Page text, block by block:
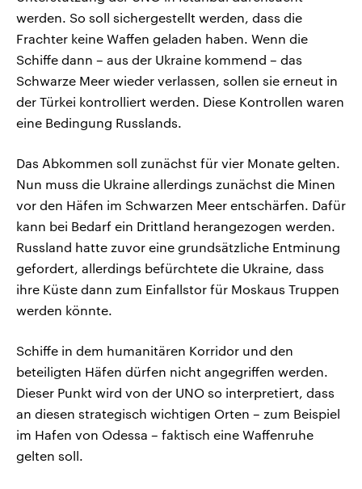
werden. So soll sichergestellt werden, dass die
Frachter keine Waffen geladen haben. Wenn die
Schiffe dann – aus der Ukraine kommend – das
Schwarze Meer wieder verlassen, sollen sie erneut in
der Türkei kontrolliert werden. Diese Kontrollen waren
eine Bedingung Russlands.
Das Abkommen soll zunächst für vier Monate gelten.
Nun muss die Ukraine allerdings zunächst die Minen
vor den Häfen im Schwarzen Meer entschärfen. Dafür
kann bei Bedarf ein Drittland herangezogen werden.
Russland hatte zuvor eine grundsätzliche Entminung
gefordert, allerdings befürchtete die Ukraine, dass
ihre Küste dann zum Einfallstor für Moskaus Truppen
werden könnte.
Schiffe in dem humanitären Korridor und den
beteiligten Häfen dürfen nicht angegriffen werden.
Dieser Punkt wird von der UNO so interpretiert, dass
an diesen strategisch wichtigen Orten – zum Beispiel
im Hafen von Odessa – faktisch eine Waffenruhe
gelten soll.